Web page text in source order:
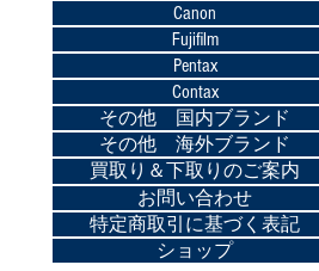
Canon
Fujifilm
Pentax
Contax
その他 国内ブランド
その他 海外ブランド
買取り＆下取りのご案内
お問い合わせ
特定商取引に基づく表記
ショップ